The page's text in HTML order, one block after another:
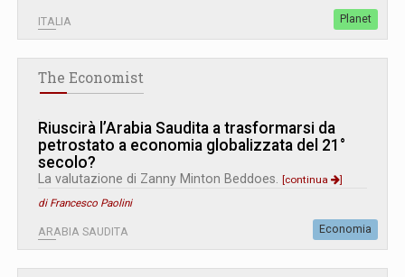
ITALIA Planet
The Economist
Riuscirà l’Arabia Saudita a trasformarsi da
petrostato a economia globalizzata del 21°
secolo?
La valutazione di Zanny Minton Beddoes. [continua
]
di Francesco Paolini
ARABIA SAUDITA Economia